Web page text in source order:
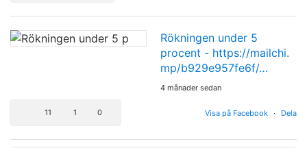
Rökningen under 5
procent - https://mailchi.
mp/b929e957fe6f/…
4 månader sedan
Visa på Facebook · Dela
11 1 0